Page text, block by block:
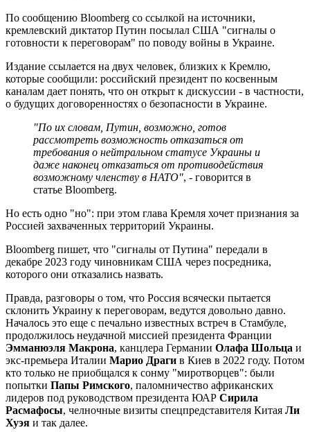
По сообщению Bloomberg со ссылкой на источники,
кремлевский диктатор Путин посылал США "сигналы о
готовности к переговорам" по поводу войны в Украине.
Издание ссылается на двух человек, близких к Кремлю,
которые сообщили: российский президент по косвенным
каналам дает понять, что он открыт к дискуссии - в частности,
о будущих договоренностях о безопасности в Украине.
"По их словам, Путин, возможно, готов
рассмотреть возможность отказаться от
требования о нейтральном статусе Украины и
даже наконец отказаться от противодействия
возможному членству в НАТО", - говорится в
статье Bloomberg.
Но есть одно "но": при этом глава Кремля хочет признания за
Россией захваченных территорий Украины.
Bloomberg пишет, что "сигналы от Путина" передали в
декабре 2023 году чиновникам США через посредника,
которого они отказались назвать.
Правда, разговоры о том, что Россия всячески пытается
склонить Украину к переговорам, ведутся довольно давно.
Началось это еще с печально известных встреч в Стамбуле,
продолжилось неудачной миссией президента Франции
Эмманюэля Макрона, канцлера Германии Олафа Шольца и
экс-премьера Италии Марио Драги в Киев в 2022 году. Потом
кто только не приобщался к сонму "миротворцев": были
попытки Папы Римского, паломничество африканских
лидеров под руководством президента ЮАР Сирила
Расмафосы, челночные визиты спецпредставителя Китая Ли
Хуэя и так далее.